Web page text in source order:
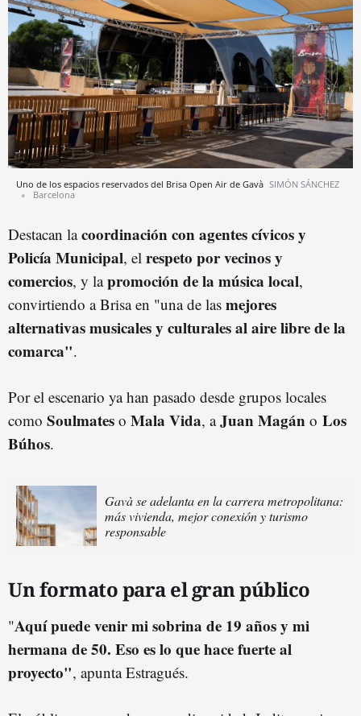
Uno de los espacios reservados del Brisa Open Air de Gavà SIMÓN SÁNCHEZ
Barcelona
Destacan lacoordinación con agentes cívicos y
Policía Municipal, el respeto por vecinos y
comercios, y lapromoción de la música local,
convirtiendo a Brisa en "una de las mejores
alternativas musicales y culturales al aire libre de la
comarca".
Por el escenario ya han pasado desde grupos locales
como Soulmates o Mala Vida, aJuan Magán o Los
Búhos.
Gavà se adelanta en la carrera metropolitana:
más vivienda, mejor conexión y turismo
responsable
Un formato para el gran público
"Aquí puede venir mi sobrina de 19 años y mi
hermana de 50. Eso es lo que hace fuerte al
proyecto", apunta Estragués.